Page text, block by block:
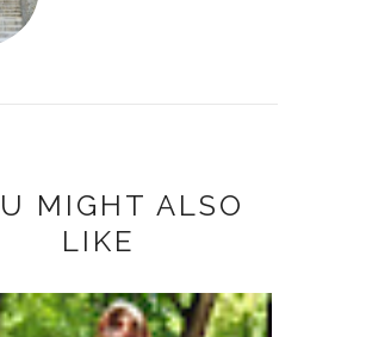
MIGHT ALSO
LIKE